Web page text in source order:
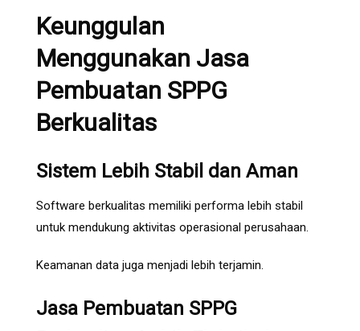
Keunggulan
Menggunakan Jasa
Pembuatan SPPG
Berkualitas
Sistem Lebih Stabil dan Aman
Software berkualitas memiliki performa lebih stabil
untuk mendukung aktivitas operasional perusahaan.
Keamanan data juga menjadi lebih terjamin.
Jasa Pembuatan SPPG